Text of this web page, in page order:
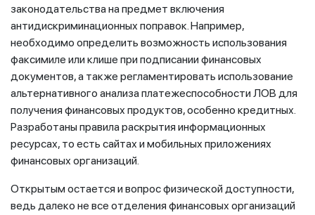
законодательства на предмет включения
антидискриминационных поправок. Например,
необходимо определить возможность использования
факсимиле или клише при подписании финансовых
документов, а также регламентировать использование
альтернативного анализа платежеспособности ЛОВ для
получения финансовых продуктов, особенно кредитных.
Разработаны правила раскрытия информационных
ресурсах, то есть сайтах и мобильных приложениях
финансовых организаций.
Открытым остается и вопрос физической доступности,
ведь далеко не все отделения финансовых организаций